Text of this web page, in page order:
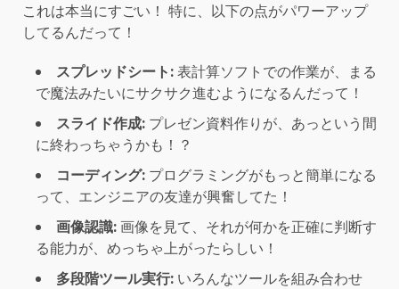
これは本当にすごい！ 特に、以下の点がパワーアップ
してるんだって！
スプレッドシート:表計算ソフトでの作業が、まる
で魔法みたいにサクサク進むようになるんだって！
スライド作成: プレゼン資料作りが、あっという間
に終わっちゃうかも！？
コーディング: プログラミングがもっと簡単になる
って、エンジニアの友達が興奮してた！
画像認識:画像を見て、それが何かを正確に判断す
る能力が、めっちゃ上がったらしい！
多段階ツール実行: いろんなツールを組み合わせ